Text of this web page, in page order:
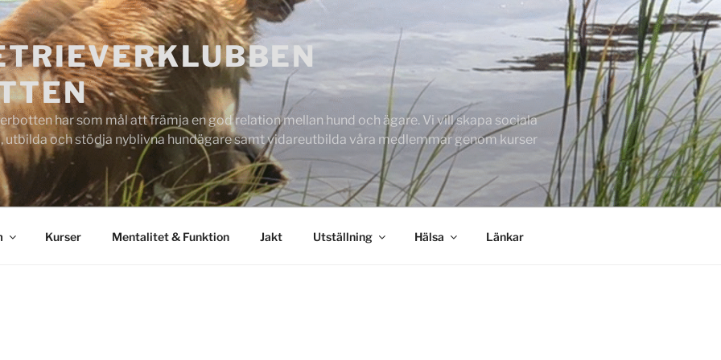
har som mål att främja en god relation mellan hund och ägare. Vi vill skapa sociala
och stödja nyblivna hundägare samt vidareutbilda våra medlemmar genom kurser
Kurser Mentalitet & Funktion Jakt Utställning Hälsa Länkar